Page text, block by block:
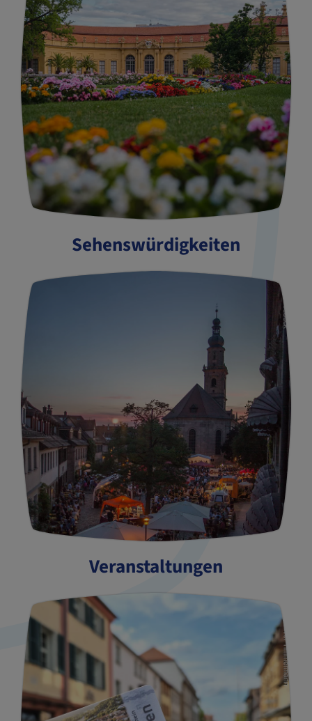
Sehenswürdigkeiten
Veranstaltungen